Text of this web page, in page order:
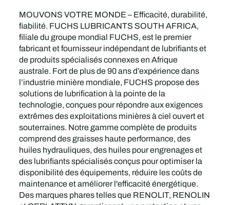
MOUVONS VOTRE MONDE – Efficacité, durabilité,
fiabilité. FUCHS LUBRICANTS SOUTH AFRICA,
filiale du groupe mondial FUCHS, est le premier
fabricant et fournisseur indépendant de lubrifiants et
de produits spécialisés connexes en Afrique
australe. Fort de plus de 90 ans d’expérience dans
l’industrie minière mondiale, FUCHS propose des
solutions de lubrification à la pointe de la
technologie, conçues pour répondre aux exigences
extrêmes des exploitations minières à ciel ouvert et
souterraines. Notre gamme complète de produits
comprend des graisses haute performance, des
huiles hydrauliques, des huiles pour engrenages et
des lubrifiants spécialisés conçus pour optimiser la
disponibilité des équipements, réduire les coûts de
maintenance et améliorer l'efficacité énergétique.
Des marques phares telles que RENOLIT, RENOLIN